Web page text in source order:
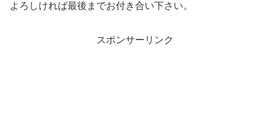
よろしければ最後までお付き合い下さい。
スポンサーリンク